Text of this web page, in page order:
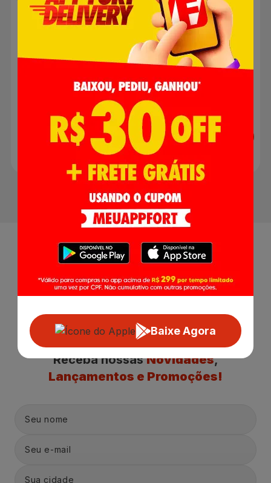
sem Cabeça
Adicionar
R$ 4,98
Adicionar
Baixe Agora
Receba nossasNovidades,
Lançamentos e Promoções!